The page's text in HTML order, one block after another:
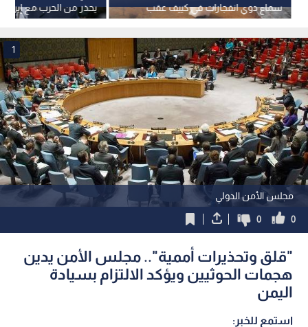
يحذر من الحرب مع إيران
"مخرج عاجل"
سماع دوي انفجارات في كييف عقب
تحذير من هجوم بصواريخ بالستية
مجلس الأمن الدولي
1
0
0
"قلق وتحذيرات أممية".. مجلس الأمن يدين
هجمات الحوثيين ويؤكد الالتزام بسيادة
اليمن
استمع للخبر: